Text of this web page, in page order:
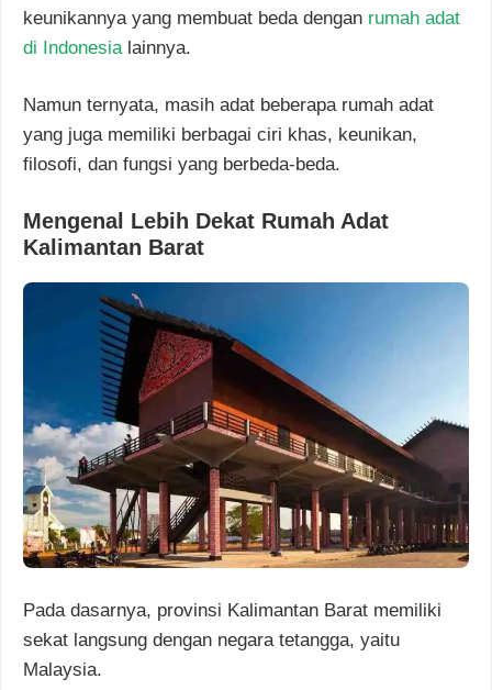
keunikannya yang membuat beda dengan rumah adat
di Indonesia lainnya.
Namun ternyata, masih adat beberapa rumah adat
yang juga memiliki berbagai ciri khas, keunikan,
filosofi, dan fungsi yang berbeda-beda.
Mengenal Lebih Dekat Rumah Adat
Kalimantan Barat
Pada dasarnya, provinsi Kalimantan Barat memiliki
sekat langsung dengan negara tetangga, yaitu
Malaysia.